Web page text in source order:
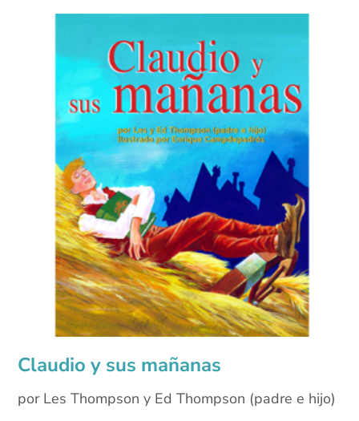
Claudio y sus mañanas
por Les Thompson y Ed Thompson (padre e hijo)